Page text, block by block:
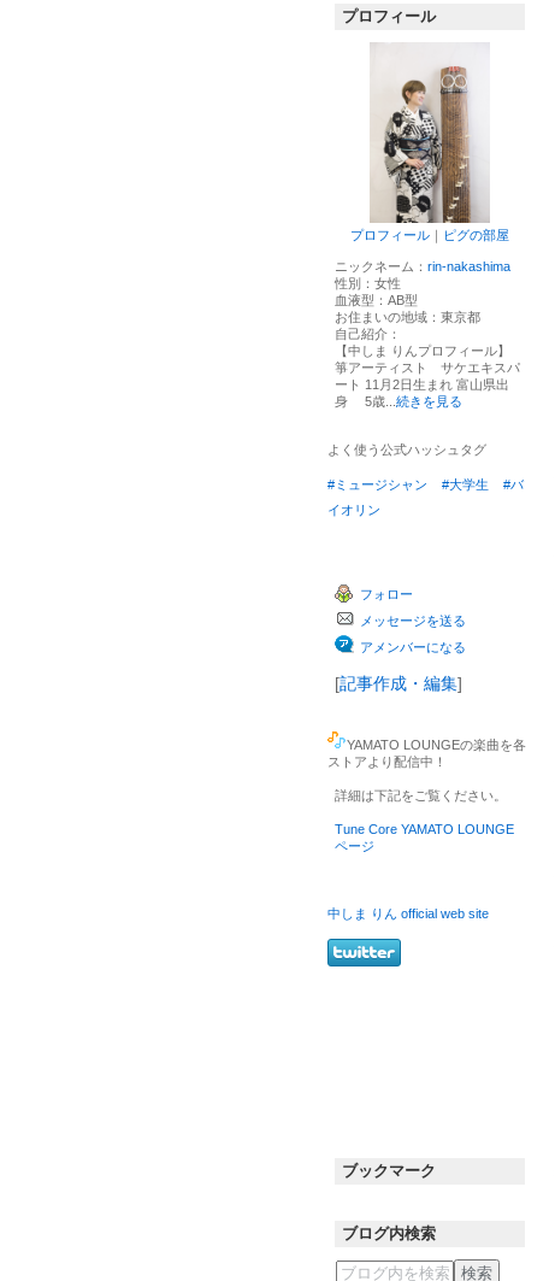
プロフィール
プロフィール ｜ ピグの部屋
ニックネーム： rin-nakashima
性別： 女性
血液型： AB型
お住まいの地域： 東京都
自己紹介：
【中しま りんプロフィール】
箏アーティスト サケエキスパ
ート 11月2日生まれ 富山県出
身 5歳... 続きを見る
よく使う公式ハッシュタグ
#ミュージシャン #大学生
#バ
イオリン
フォロー
メッセージを送る
アメンバーになる
[記事作成・編集]
YAMATO LOUNGEの楽曲を各
ストアより配信中！
詳細は下記をご覧ください。
Tune Core YAMATO LOUNGE
ページ
中しま りん official web site
ブックマーク
ブログ内検索